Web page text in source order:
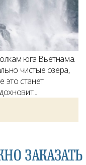
юга Вьетнама.
чистые озера,
это станет
ЗАКАЗАТЬ